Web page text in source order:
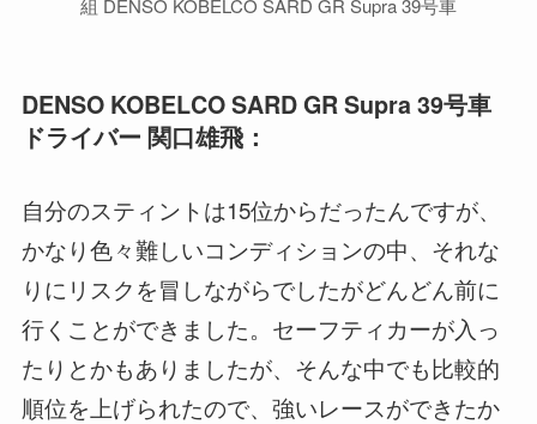
組 DENSO KOBELCO SARD GR Supra 39号車
DENSO KOBELCO SARD GR Supra 39号車
ドライバー 関口雄飛：
自分のスティントは15位からだったんですが、
かなり色々難しいコンディションの中、それな
りにリスクを冒しながらでしたがどんどん前に
行くことができました。セーフティカーが入っ
たりとかもありましたが、そんな中でも比較的
順位を上げられたので、強いレースができたか